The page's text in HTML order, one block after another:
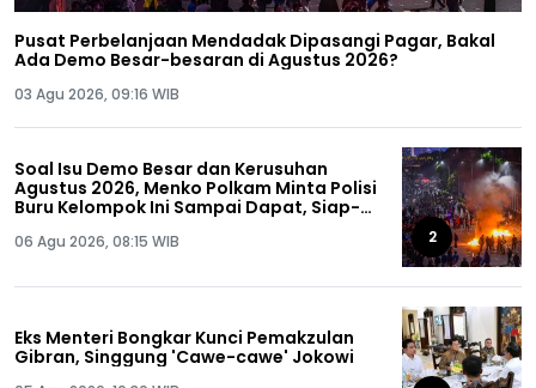
Pusat Perbelanjaan Mendadak Dipasangi Pagar, Bakal
Ada Demo Besar-besaran di Agustus 2026?
03 Agu 2026, 09:16 WIB
Soal Isu Demo Besar dan Kerusuhan
Agustus 2026, Menko Polkam Minta Polisi
Buru Kelompok Ini Sampai Dapat, Siap-
06 Agu 2026, 08:15 WIB 2
Eks Menteri Bongkar Kunci Pemakzulan
Gibran, Singgung 'Cawe-cawe' Jokowi